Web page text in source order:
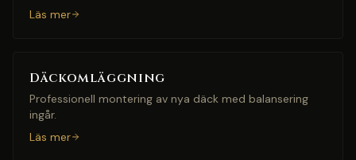
Läs mer
Däckomläggning
Professionell montering av nya däck med balansering
ingår.
Läs mer